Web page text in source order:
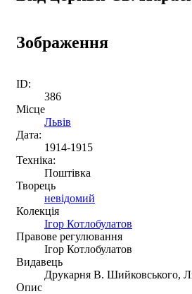
Зображення
ID:
386
Місце
Львів
Дата:
1914-1915
Техніка:
Поштівка
Творець
невідомий
Колекція
Ігор Котлобулатов
Правове регулювання
Ігор Котлобулатов
Видавець
Друкарня В. Шийковського,
Опис